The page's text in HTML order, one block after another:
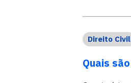
Direito Civil
Quais